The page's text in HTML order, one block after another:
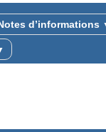
d’informations